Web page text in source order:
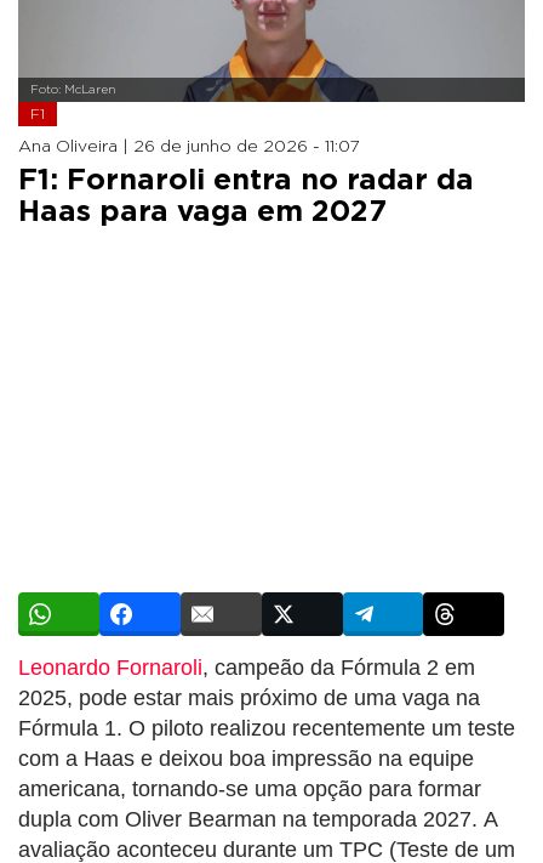
Foto: McLaren
F1
Ana Oliveira | 26 de junho de 2026 - 11:07
F1: Fornaroli entra no radar da
Haas para vaga em 2027
Leonardo Fornaroli, campeão da Fórmula 2 em
2025, pode estar mais próximo de uma vaga na
Fórmula 1. O piloto realizou recentemente um teste
com a Haas e deixou boa impressão na equipe
americana, tornando-se uma opção para formar
dupla com Oliver Bearman na temporada 2027. A
avaliação aconteceu durante um TPC (Teste de um